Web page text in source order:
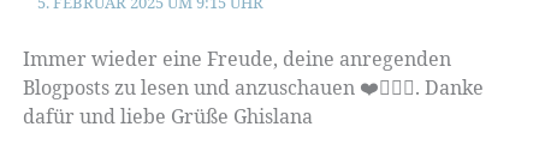
Immer wieder eine Freude, deine anregenden
Blogposts zu lesen und anzuschauen ❤️🙋🏼‍♀️. Danke
dafür und liebe Grüße Ghislana